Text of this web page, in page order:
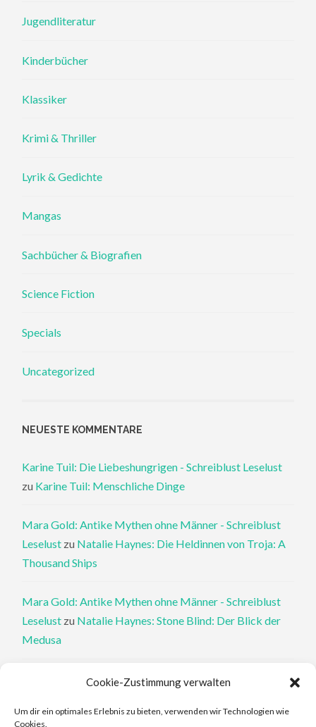
Cookie-Zustimmung verwalten
Um dir ein optimales Erlebnis zu bieten, verwenden wir Technologien wie
Cookies.
Jugendliteratur
Kinderbücher
Klassiker
Krimi & Thriller
Lyrik & Gedichte
Mangas
Sachbücher & Biografien
Science Fiction
Specials
Uncategorized
NEUESTE KOMMENTARE
Karine Tuil: Die Liebeshungrigen - Schreiblust Leselust
zu Karine Tuil: Menschliche Dinge
Mara Gold: Antike Mythen ohne Männer - Schreiblust
Leselust zu Natalie Haynes: Die Heldinnen von Troja: A
Thousand Ships
Mara Gold: Antike Mythen ohne Männer - Schreiblust
Leselust zu Natalie Haynes: Stone Blind: Der Blick der
Medusa
Philippa Perry: Die Therapeutin und ihre Mörder: Dr. Pat
Philippa Perry: Das Buch, von dem du dir wünschst, deine